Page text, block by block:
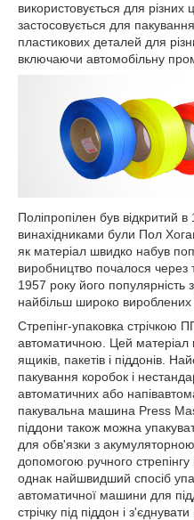
використовується для
застосовується для
пластикових деталей для
включаючи автомобільну
Поліпропілен був відкритий
винахідниками були Пол
як матеріал швидко набув
виробництво почалося через
1957 року його популярність
найбільш широко вироблених
Стрепінг-упаковка
автоматичною. Цей матеріал
ящиків, пакетів і піддонів.
пакування коробок і
автоматичних або
пакувальна машина Press
піддони також можна
для обв'язки з
допомогою ручного
однак найшвидший спосіб
автоматичної машини для
стрічку під піддон і